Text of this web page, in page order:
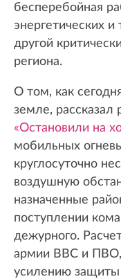
бесперебойная
энергетических
другой
региона.
О том, как
земле, рассказал
«Остановили на
мобильных
круглосуточно
воздушную
назначенные
поступлении
дежурного.
армии ВВС и ПВО,
усилению